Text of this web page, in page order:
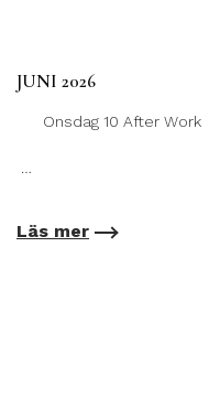
JUNI 2026
Onsdag 10 After Work
…
Läs mer